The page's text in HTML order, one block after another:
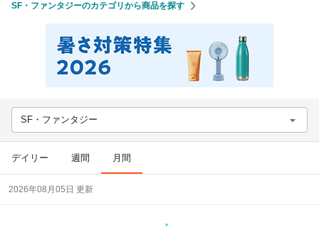
SF・ファンタジーのカテゴリから商品を探す
SF・ファンタジー
デイリー 週間 月間
2026年08月05日 更新
支払い方法
その他の条件
送料無料 タイムセール
サンキュー配送対象
キーワード